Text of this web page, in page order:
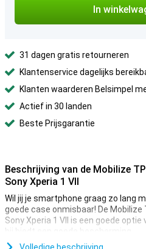
In
31 dagen gratis retourneren
Klantenservice dagelijks
Klanten waarderen Belsimpel
Actief in 30 landen
Beste Prijsgarantie
Beschrijving van de Mobilize
Sony Xperia 1 VII
Wil jij je smartphone graag zo lang
goede case onmisbaar! De
Sony Xperia 1 VII is een goede optie
hij biedt een goede bescherming.